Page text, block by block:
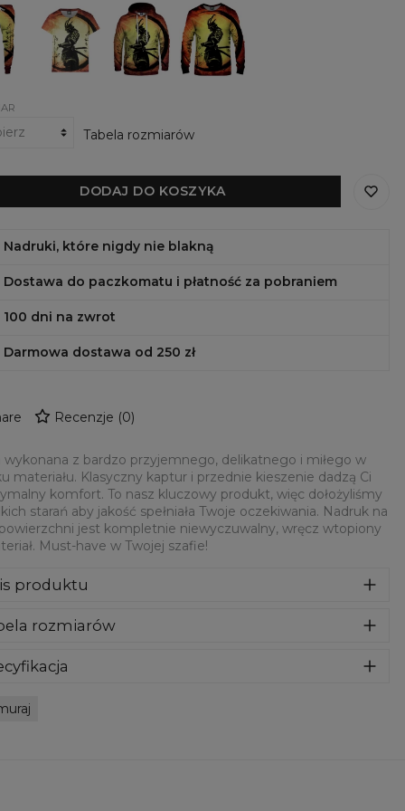
Damski
t-
shirt
Lone
Samurai
Damska
bluza
kapturem
Lone
Samurai
Damska
bluza
Lone
Samurai
Tabela rozmiarów
DODAJ DO KOSZYKA
Nadruki, które nigdy nie blakną
Dostawa do paczkomatu i płatność za pobraniem
100 dni na zwrot
Darmowa dostawa od 250 zł
Recenzje (0)
wykonana z bardzo przyjemnego, delikatnego i miłego w
materiału. Klasyczny kaptur i przednie kieszenie dadzą Ci
komfort. To nasz kluczowy produkt, więc dołożyliśmy
starań aby jakość spełniała Twoje oczekiwania. Nadruk na
powierzchni jest kompletnie niewyczuwalny, wręcz wtopiony
Must-have w Twojej szafie!
produktu
materiału. Klasyczny kaptur i przednie kieszenie dadzą
wszelkich starań aby jakość spełniała Twoje
szafie!
rozmiarów